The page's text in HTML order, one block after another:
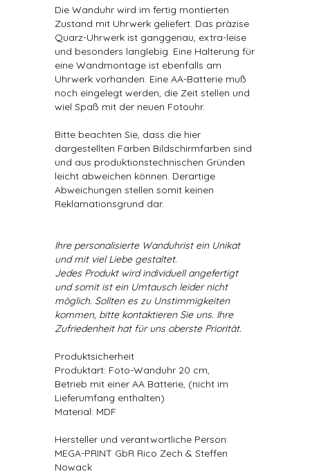
Die Wanduhr wird im fertig montierten
Zustand mit Uhrwerk geliefert. Das präzise
Quarz-Uhrwerk ist ganggenau, extra-leise
und besonders langlebig. Eine Halterung für
eine Wandmontage ist ebenfalls am
Uhrwerk vorhanden. Eine AA-Batterie muß
noch eingelegt werden, die Zeit stellen und
wiel Spaß mit der neuen Fotouhr.
Bitte beachten Sie, dass die hier
dargestellten Farben Bildschirmfarben sind
und aus produktionstechnischen Gründen
leicht abweichen können. Derartige
Abweichungen stellen somit keinen
Reklamationsgrund dar.
Ihre personalisierte Wanduhrist ein Unikat
und mit viel Liebe gestaltet.
Jedes Produkt wird individuell angefertigt
und somit ist ein Umtausch leider nicht
möglich. Sollten es zu Unstimmigkeiten
kommen, bitte kontaktieren Sie uns. Ihre
Zufriedenheit hat für uns oberste Priorität.
Produktsicherheit
Produktart: Foto-Wanduhr 20 cm,
Betrieb mit einer AA Batterie, (nicht im
Lieferumfang enthalten)
Material: MDF
Hersteller und verantwortliche Person:
MEGA-PRINT GbR Rico Zech & Steffen
Nowack